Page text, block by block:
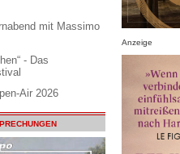
mit Massimo
- Das
Air 2026
Anzeige